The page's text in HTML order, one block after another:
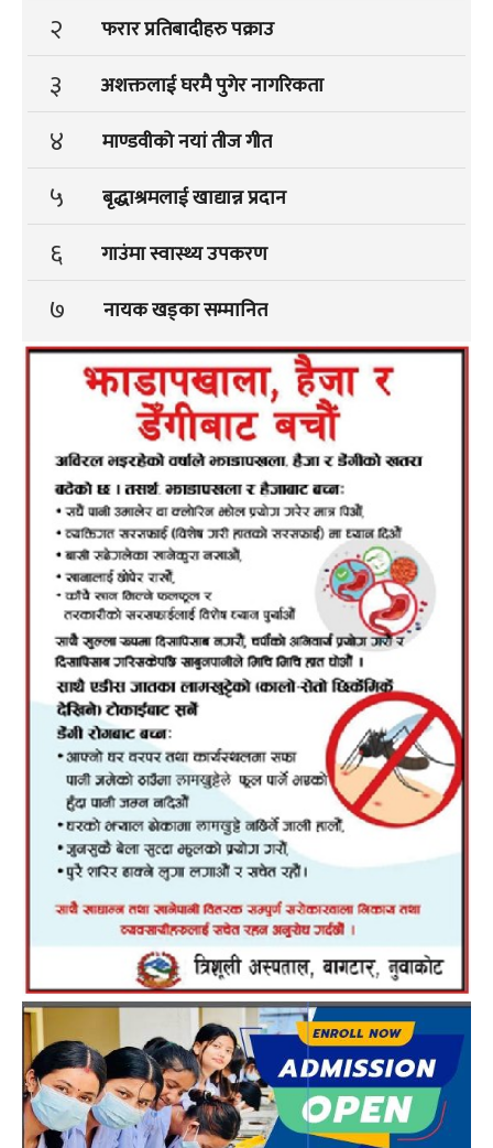
२ फरार प्रतिबादीहरु पक्राउ
३ अशक्तलाई घरमै पुगेर नागरिकता
४ माण्डवीको नयां तीज गीत
५ बृद्धाश्रमलाई खाद्यान्न प्रदान
६ गाउंमा स्वास्थ्य उपकरण
७ नायक खड्का सम्मानित